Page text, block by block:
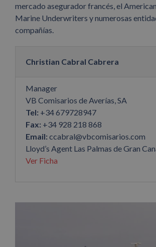
mercado asegurador francés, el
Marine Underwriters y numerosas
compañías.
Christian Cabral Cabrera
Manager
VB Comisarios de Averías, SA
Tel: +34 679728947
Fax: +34 928 218 868
Email: ccabral@vbcomisarios.com
Lloyd’s Agent Las Palmas de Gran
Ver Ficha